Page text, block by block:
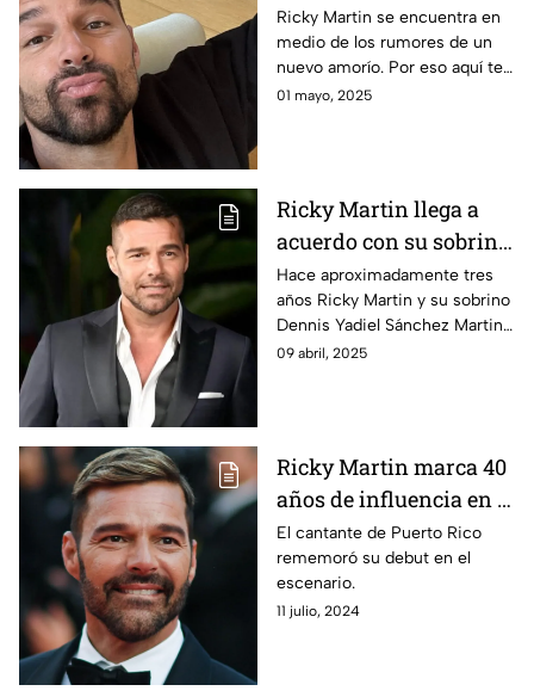
nuevo galán de Ricky
Martin
Ricky Martin se encuentra en
medio de los rumores de un
nuevo amorío. Por eso aquí te
platicamos de quién se trata y
01 mayo, 2025
Ricky Martin llega a
acuerdo con su sobrino;
esto dio fin al conflicto
legal
Hace aproximadamente tres
años Ricky Martin y su sobrino
Dennis Yadiel Sánchez Martin
iniciaron una pelea legal que
09 abril, 2025
Ricky Martin marca 40
años de influencia en el
mundo del arte
El cantante de Puerto Rico
rememoró su debut en el
escenario.
11 julio, 2024